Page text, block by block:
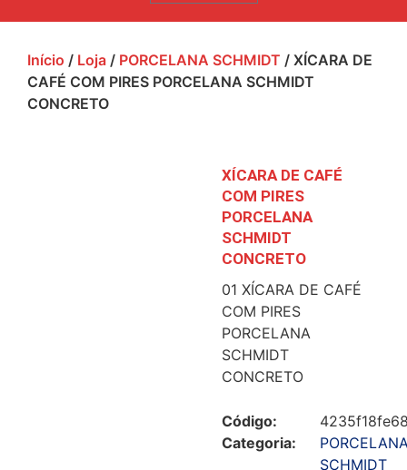
Início / Loja / PORCELANA SCHMIDT / XÍCARA DE
CAFÉ COM PIRES PORCELANA SCHMIDT
CONCRETO
XÍCARA DE CAFÉ
COM PIRES
PORCELANA
SCHMIDT
CONCRETO
01 XÍCARA DE CAFÉ
COM PIRES
PORCELANA
SCHMIDT
CONCRETO
Código:
Categoria:
SCHMIDT